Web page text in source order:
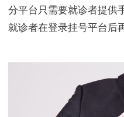
分平台只需要就诊者提供
就诊者在登录挂号平台后